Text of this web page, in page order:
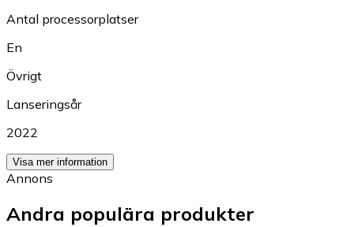
Antal processorplatser
En
Övrigt
Lanseringsår
2022
Visa mer information
Annons
Andra populära produkter